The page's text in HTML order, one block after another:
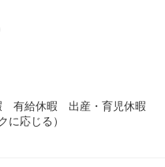
給休暇 出産・育児休暇
応じる）